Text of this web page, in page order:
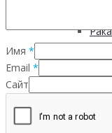
Рака
Имя *
Email *
Сайт